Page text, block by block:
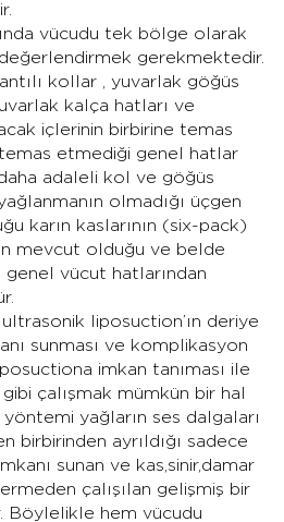
vücudu tek bölge olarak
gerekmektedir.
kollar , yuvarlak göğüs
kalça hatları ve
içlerinin birbirine temas
etmediği genel hatlar
adaleli kol ve göğüs
olmadığı üçgen
karın kaslarının (six-pack)
mevcut olduğu ve belde
genel vücut hatlarından
liposuction’ın deriye
sunması ve komplikasyon
imkan tanıması ile
çalışmak mümkün bir hal
yağların ses dalgaları
birbirinden ayrıldığı sadece
sunan ve kas,sinir,damar
çalışılan gelişmiş bir
Böylelikle hem vücudu